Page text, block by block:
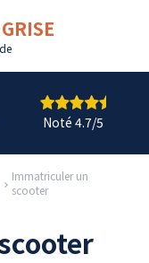
Noté 4.7/5
Immatriculer un
scooter